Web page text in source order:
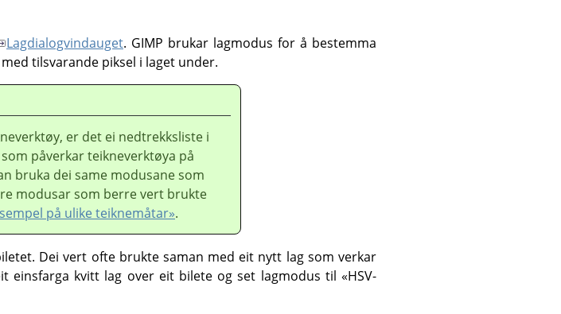
Lagdialogvindauget. GIMP brukar lagmodus for å bestemma
tilsvarande piksel i laget under.
er det ei nedtrekksliste i
påverkar teikneverktøya på
bruka dei same modusane som
modusar som berre vert brukte
på ulike teiknemåtar».
Dei vert ofte brukte saman med eit nytt lag som verkar
einsfarga kvitt lag over eit bilete og set lagmodus til «HSV-